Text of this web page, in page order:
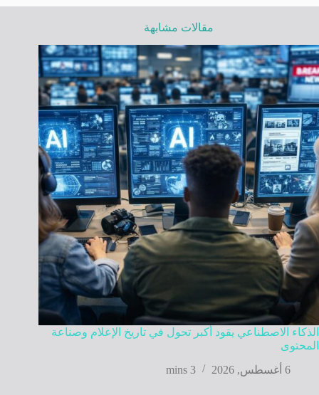
مقالات مشابهة
الذكاء الاصطناعي يقود أكبر تحول في تاريخ الإعلام وصناعة
المحتوى
6 أغسطس, 2026
3 mins